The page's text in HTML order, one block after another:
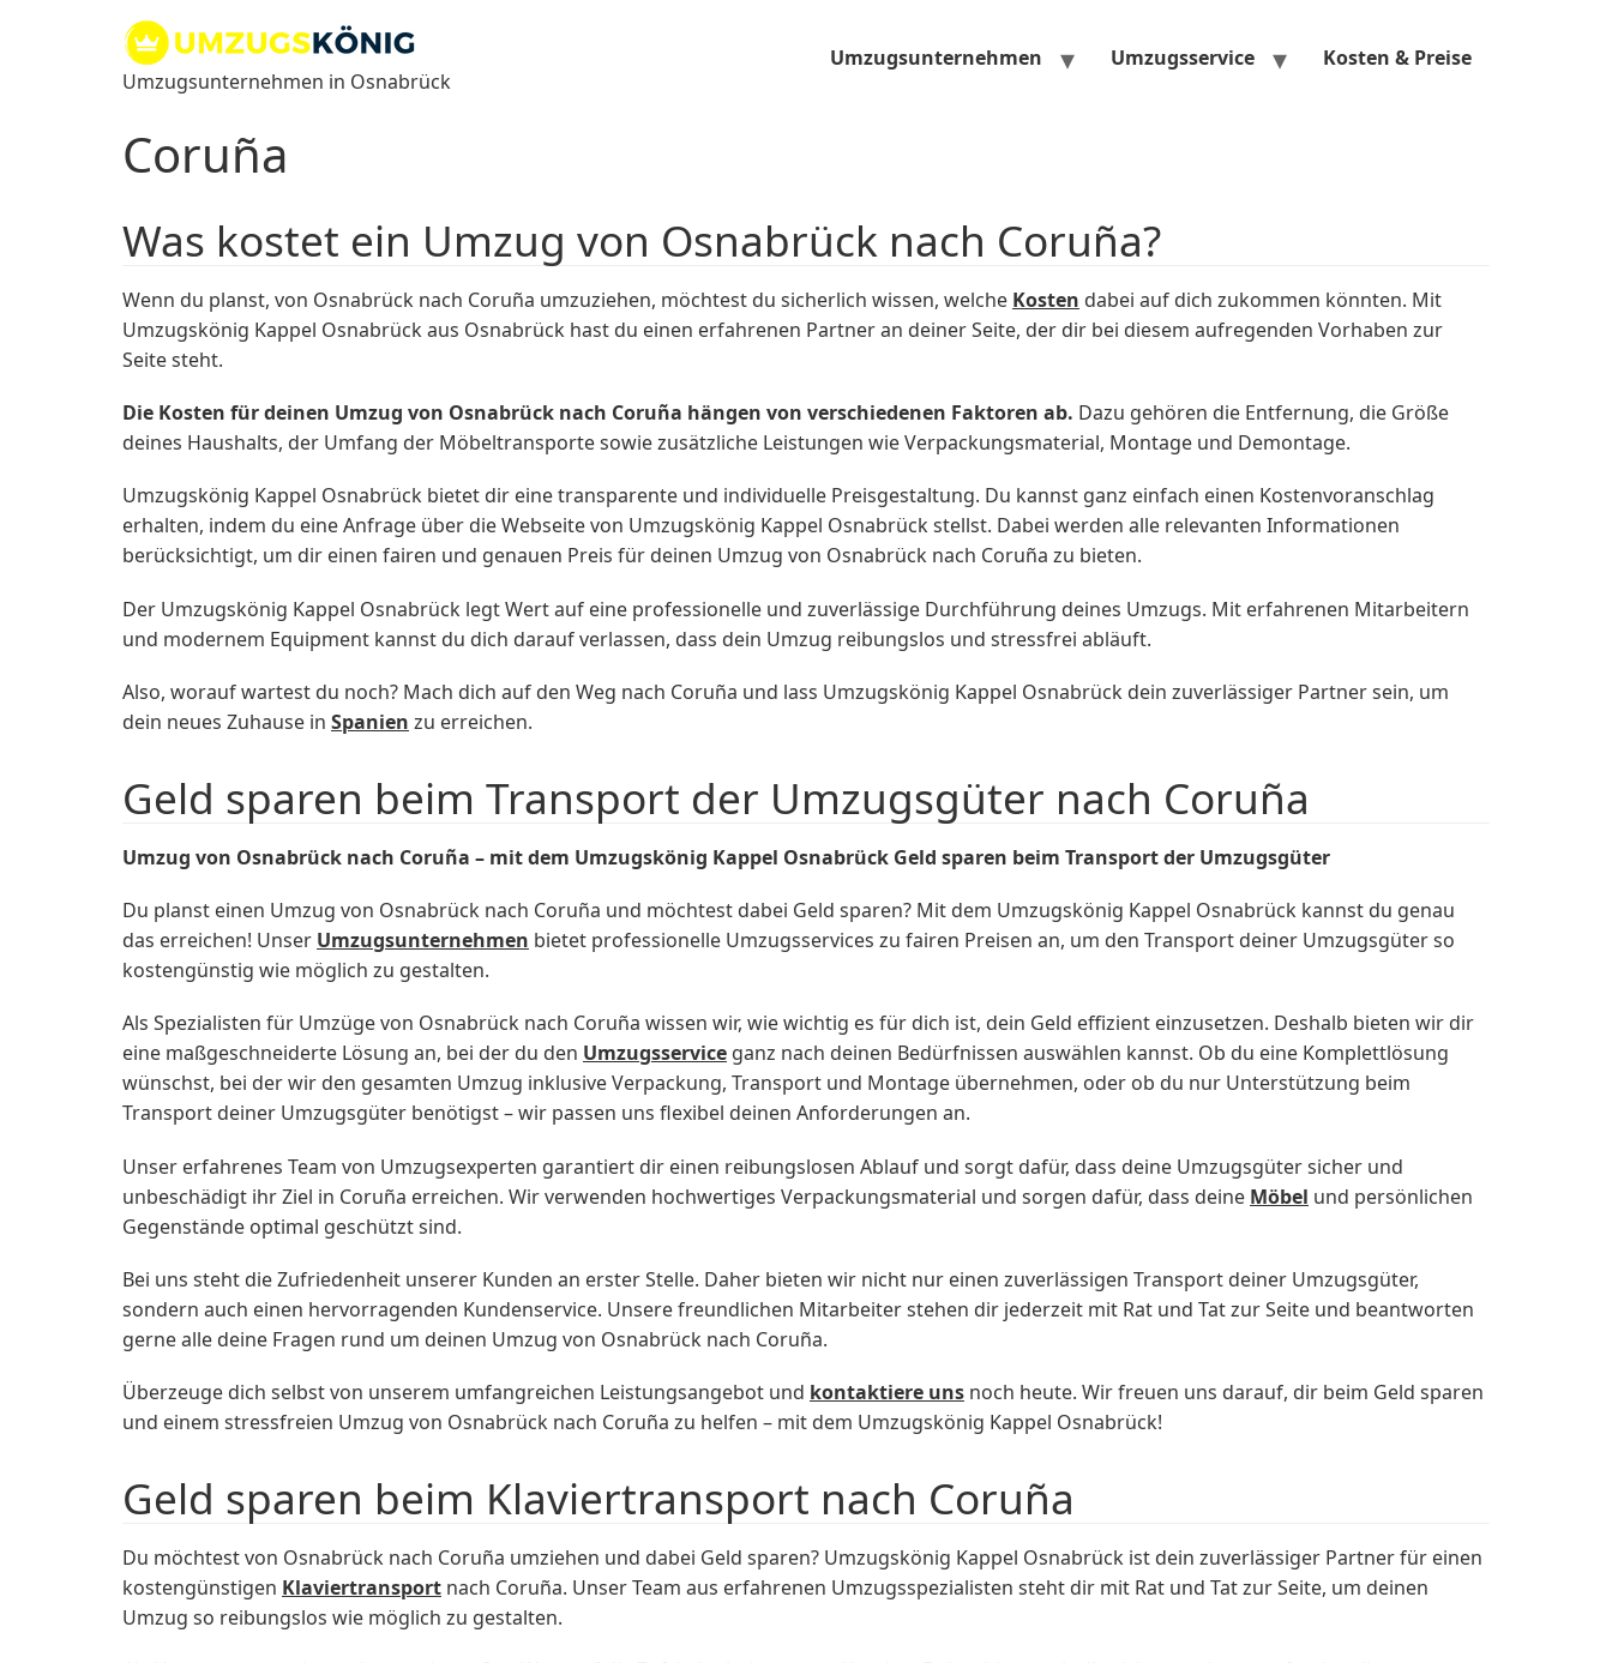
Umzugsunternehmen in Osnabrück
Umzugsunternehmen Umzugsservice Kosten & Preise
Coruña
Was kostet ein Umzug von Osnabrück nach Coruña?
Wenn du planst, von Osnabrück nach Coruña umzuziehen, möchtest du sicherlich wissen, welche Kosten dabei auf dich zukommen könnten. Mit
Umzugskönig Kappel Osnabrück aus Osnabrück hast du einen erfahrenen Partner an deiner Seite, der dir bei diesem aufregenden Vorhaben zur
Seite steht.
Die Kosten für deinen Umzug von Osnabrück nach Coruña hängen von verschiedenen Faktoren ab. Dazu gehören die Entfernung, die Größe
deines Haushalts, der Umfang der Möbeltransporte sowie zusätzliche Leistungen wie Verpackungsmaterial, Montage und Demontage.
Umzugskönig Kappel Osnabrück bietet dir eine transparente und individuelle Preisgestaltung. Du kannst ganz einfach einen Kostenvoranschlag
erhalten, indem du eine Anfrage über die Webseite von Umzugskönig Kappel Osnabrück stellst. Dabei werden alle relevanten Informationen
berücksichtigt, um dir einen fairen und genauen Preis für deinen Umzug von Osnabrück nach Coruña zu bieten.
Der Umzugskönig Kappel Osnabrück legt Wert auf eine professionelle und zuverlässige Durchführung deines Umzugs. Mit erfahrenen Mitarbeitern
und modernem Equipment kannst du dich darauf verlassen, dass dein Umzug reibungslos und stressfrei abläuft.
Also, worauf wartest du noch? Mach dich auf den Weg nach Coruña und lass Umzugskönig Kappel Osnabrück dein zuverlässiger Partner sein, um
dein neues Zuhause in Spanien zu erreichen.
Geld sparen beim Transport der Umzugsgüter nach Coruña
Umzug von Osnabrück nach Coruña – mit dem Umzugskönig Kappel Osnabrück Geld sparen beim Transport der Umzugsgüter
Du planst einen Umzug von Osnabrück nach Coruña und möchtest dabei Geld sparen? Mit dem Umzugskönig Kappel Osnabrück kannst du genau
das erreichen! Unser Umzugsunternehmen bietet professionelle Umzugsservices zu fairen Preisen an, um den Transport deiner Umzugsgüter so
kostengünstig wie möglich zu gestalten.
Als Spezialisten für Umzüge von Osnabrück nach Coruña wissen wir, wie wichtig es für dich ist, dein Geld effizient einzusetzen. Deshalb bieten wir dir
eine maßgeschneiderte Lösung an, bei der du den Umzugsservice ganz nach deinen Bedürfnissen auswählen kannst. Ob du eine Komplettlösung
wünschst, bei der wir den gesamten Umzug inklusive Verpackung, Transport und Montage übernehmen, oder ob du nur Unterstützung beim
Transport deiner Umzugsgüter benötigst – wir passen uns flexibel deinen Anforderungen an.
Unser erfahrenes Team von Umzugsexperten garantiert dir einen reibungslosen Ablauf und sorgt dafür, dass deine Umzugsgüter sicher und
unbeschädigt ihr Ziel in Coruña erreichen. Wir verwenden hochwertiges Verpackungsmaterial und sorgen dafür, dass deine Möbel und persönlichen
Gegenstände optimal geschützt sind.
Bei uns steht die Zufriedenheit unserer Kunden an erster Stelle. Daher bieten wir nicht nur einen zuverlässigen Transport deiner Umzugsgüter,
sondern auch einen hervorragenden Kundenservice. Unsere freundlichen Mitarbeiter stehen dir jederzeit mit Rat und Tat zur Seite und beantworten
gerne alle deine Fragen rund um deinen Umzug von Osnabrück nach Coruña.
Überzeuge dich selbst von unserem umfangreichen Leistungsangebot und kontaktiere uns noch heute. Wir freuen uns darauf, dir beim Geld sparen
und einem stressfreien Umzug von Osnabrück nach Coruña zu helfen – mit dem Umzugskönig Kappel Osnabrück!
Geld sparen beim Klaviertransport nach Coruña
Du möchtest von Osnabrück nach Coruña umziehen und dabei Geld sparen? Umzugskönig Kappel Osnabrück ist dein zuverlässiger Partner für einen
kostengünstigen Klaviertransport nach Coruña. Unser Team aus erfahrenen Umzugsspezialisten steht dir mit Rat und Tat zur Seite, um deinen
Umzug so reibungslos wie möglich zu gestalten.